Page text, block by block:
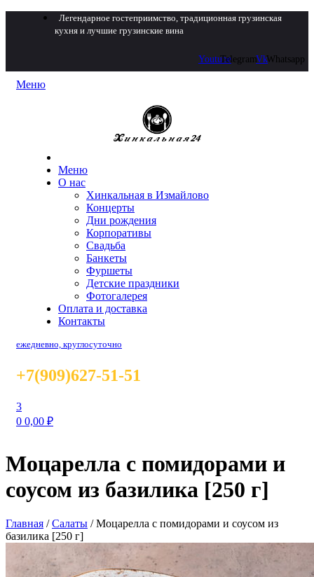
Легендарное гостеприимство, традиционная грузинская
кухня и лучшие грузинские вина
YoutubeTelegramVkWhatsapp
Меню
Меню
О нас
Хинкальная в Измайлово
Концерты
Дни рождения
Корпоративы
Свадьба
Банкеты
Фуршеты
Детские праздники
Фотогалерея
Оплата и доставка
Контакты
ежедневно, круглосуточно
+7(909)627-51-51
3
0 0,00 ₽
Моцарелла с помидорами и
соусом из базилика [250 г]
Главная /Салаты /Моцарелла с помидорами и соусом из
базилика [250 г]